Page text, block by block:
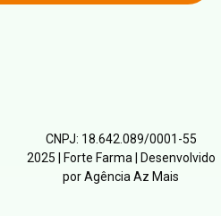
CNPJ: 18.642.089/0001-55
2025 | Forte Farma | Desenvolvido
por Agência Az Mais